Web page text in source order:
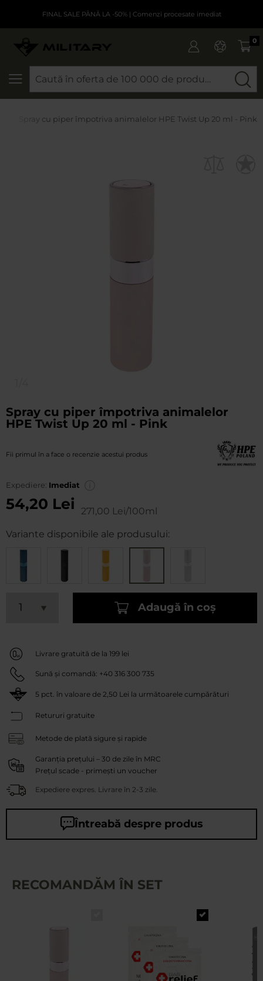
FINAL SALE PÂNĂ LA -50% | Comenzi procesate imediat
0
Spray cu piper împotriva animalelor HPE Twist Up 20 ml - Pink
Spray cu piper împotriva animalelor
HPE Twist Up 20 ml - Pink
Fii primul în a face o recenzie acestui produs
Expediere: Imediat
54,20 Lei 271,00 Lei/100ml
Variante disponibile ale produsului:
Adaugă în coș
Livrare gratuită de la 199 lei
Sună și comandă: +40 316 300 735
5 pct. în valoare de 2,50 Lei la următoarele cumpărături
Retururi gratuite
Metode de plată sigure și rapide
Garanția prețului – 30 de zile în MRC
Prețul scade - primești un voucher
Expediere expres. Livrare în 2-3 zile.
Întreabă despre produs
RECOMANDĂM ÎN SET